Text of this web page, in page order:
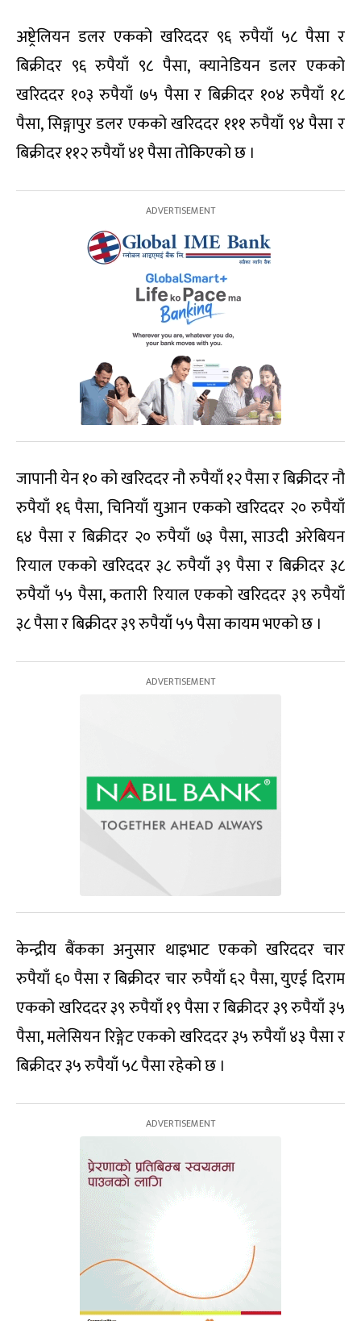
अष्ट्रेलियन डलर एकको खरिददर ९६ रुपैयाँ ५८ पैसा र
बिक्रीदर ९६ रुपैयाँ ९८ पैसा, क्यानेडियन डलर एकको
खरिददर १०३ रुपैयाँ ७५ पैसा र बिक्रीदर १०४ रुपैयाँ १८
पैसा, सिङ्गापुर डलर एकको खरिददर १११ रुपैयाँ ९४ पैसा र
बिक्रीदर ११२ रुपैयाँ ४१ पैसा तोकिएको छ ।
जापानी येन १० को खरिददर नौ रुपैयाँ १२ पैसा र बिक्रीदर नौ
रुपैयाँ १६ पैसा, चिनियाँ युआन एकको खरिददर २० रुपैयाँ
६४ पैसा र बिक्रीदर २० रुपैयाँ ७३ पैसा, साउदी अरेबियन
रियाल एकको खरिददर ३८ रुपैयाँ ३९ पैसा र बिक्रीदर ३८
रुपैयाँ ५५ पैसा, कतारी रियाल एकको खरिददर ३९ रुपैयाँ
३८ पैसा र बिक्रीदर ३९ रुपैयाँ ५५ पैसा कायम भएको छ ।
केन्द्रीय बैंकका अनुसार थाइभाट एकको खरिददर चार
रुपैयाँ ६० पैसा र बिक्रीदर चार रुपैयाँ ६२ पैसा, युएई दिराम
एकको खरिददर ३९ रुपैयाँ १९ पैसा र बिक्रीदर ३९ रुपैयाँ ३५
पैसा, मलेसियन रिङ्गेट एकको खरिददर ३५ रुपैयाँ ४३ पैसा र
बिक्रीदर ३५ रुपैयाँ ५८ पैसा रहेको छ ।